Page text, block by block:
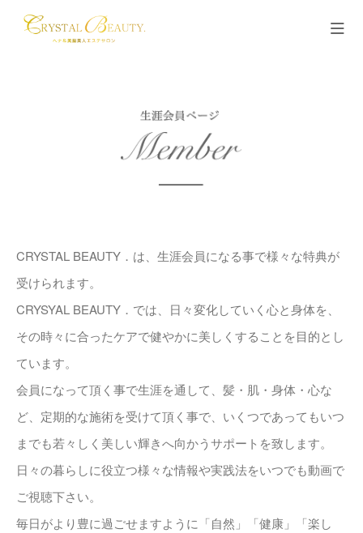
CRYSTAL BEAUTY．は、生涯会員になる事で様々な特典が
受けられます。
CRYSYAL BEAUTY．では、日々変化していく心と身体を、
その時々に合ったケアで健やかに美しくすることを目的とし
ています。
会員になって頂く事で生涯を通して、髪・肌・身体・心な
ど、定期的な施術を受けて頂く事で、いくつであってもいつ
までも若々しく美しい輝きへ向かうサポートを致します。
日々の暮らしに役立つ様々な情報や実践法をいつでも動画で
ご視聴下さい。
毎日がより豊に過ごせますように「自然」「健康」「楽し